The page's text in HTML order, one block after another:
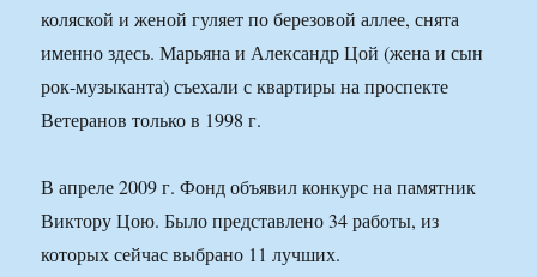
коляской и женой гуляет по березовой аллее, снята
именно здесь. Марьяна и Александр Цой (жена и сын
рок-музыканта) съехали с квартиры на проспекте
Ветеранов только в 1998 г.
В апреле 2009 г. Фонд объявил конкурс на памятник
Виктору Цою. Было представлено 34 работы, из
которых сейчас выбрано 11 лучших.